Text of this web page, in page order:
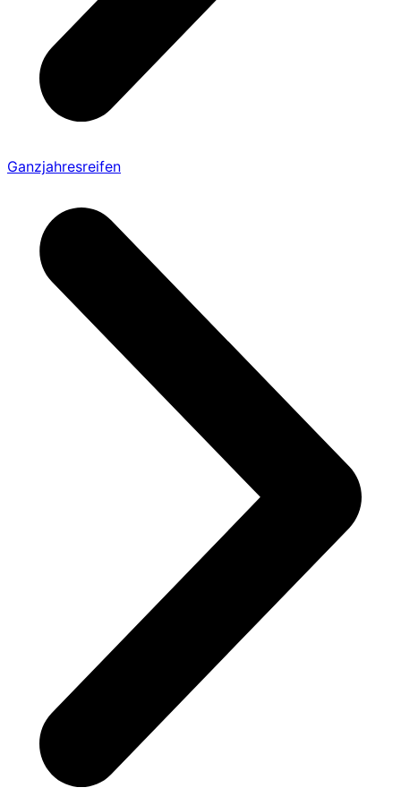
Ganzjahresreifen